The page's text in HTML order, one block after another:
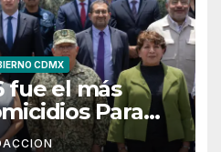
CDMX
fue el más
Para